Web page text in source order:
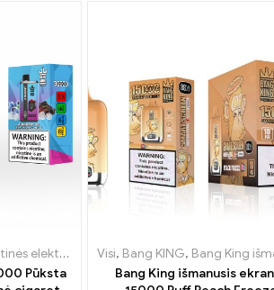
elektroninės cigaretės Liuksemburgas,
cigaretės Lietuva ,
Pūksta
Visi, Bang KING, Bang King išmanusis ekranas
Bang King išmanusis